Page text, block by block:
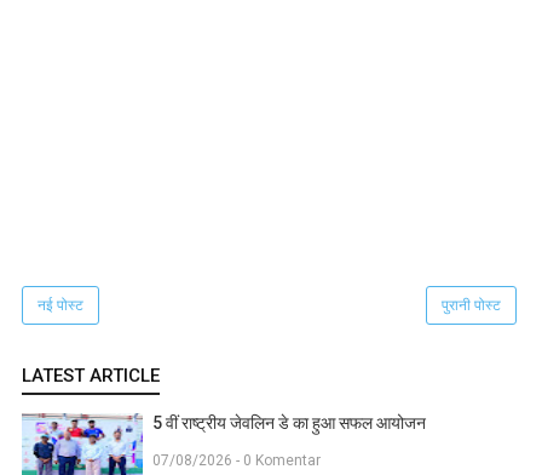
नई पोस्ट पुरानी पोस्ट
LATEST ARTICLE
5 वीं राष्ट्रीय जेवलिन डे का हुआ सफल आयोजन
07/08/2026 - 0 Komentar